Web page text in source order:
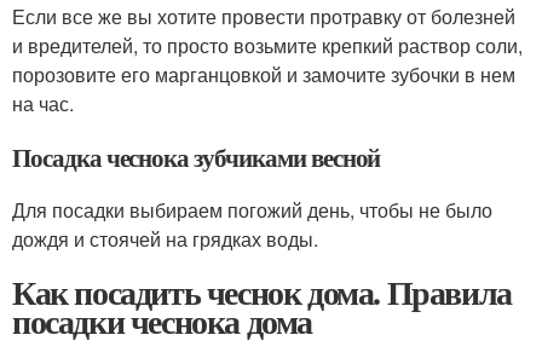
Если все же вы хотите провести протравку от болезней
и вредителей, то просто возьмите крепкий раствор соли,
порозовите его марганцовкой и замочите зубочки в нем
на час.
Посадка чеснока зубчиками весной
Для посадки выбираем погожий день, чтобы не было
дождя и стоячей на грядках воды.
Как посадить чеснок дома. Правила
посадки чеснока дома